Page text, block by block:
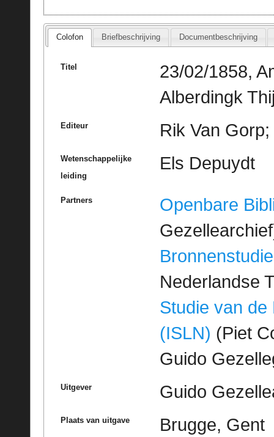
Colofon Briefbeschrijving Documentbeschrijving
Titel
23/02/1858,
Alberdingk
Editeur Rik Van
Wetenschappelijke
leiding
Els Depuydt
Partners
Openbare
Bronnenstudie
Nederlandse
Studie van de
(ISLN) (Piet
Guido
Uitgever Guido
Plaats van uitgave Brugge, Gent